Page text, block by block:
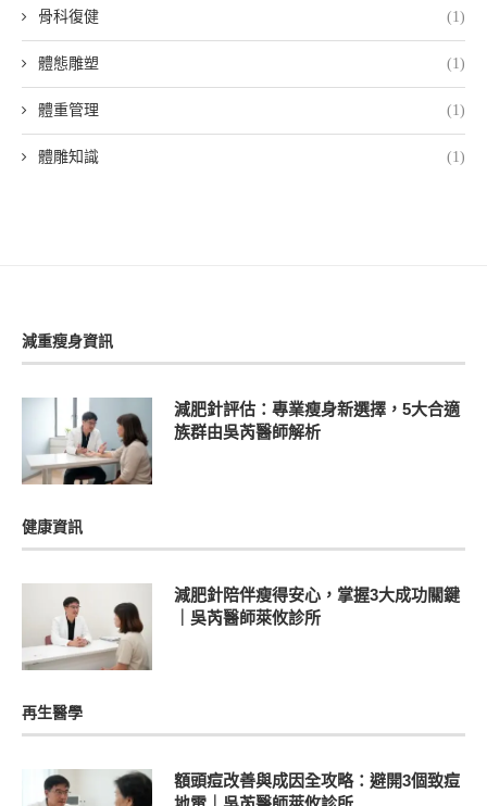
骨科復健 (1)
體態雕塑 (1)
體重管理 (1)
體雕知識 (1)
減重瘦身資訊
減肥針評估：專業瘦身新選擇，5大合適
族群由吳芮醫師解析
健康資訊
減肥針陪伴瘦得安心，掌握3大成功關鍵
｜吳芮醫師萊攸診所
再生醫學
額頭痘改善與成因全攻略：避開3個致痘